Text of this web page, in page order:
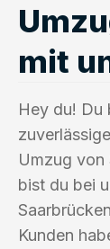
mit
Hey du! Du
Umzug von
bist du bei
Kunden